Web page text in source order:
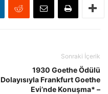
Sonraki İçerik
1930 Goethe Ödülü
Dolayısıyla Frankfurt Goethe
Evi’nde Konuşma* –